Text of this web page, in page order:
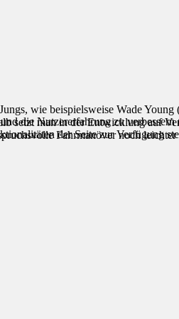
wie beispielsweise Wade
setzt man in der Entwicklung auf
Fahrmanöver noch
die Nutzererfahrung zu
der Seite zur Verfügung